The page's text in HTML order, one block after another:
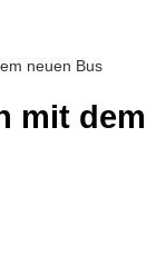
neuen Bus
mit dem